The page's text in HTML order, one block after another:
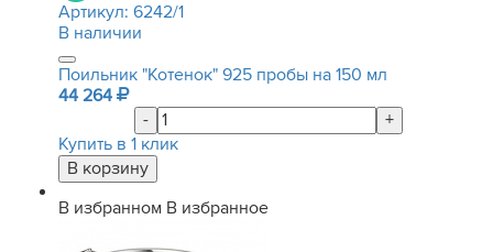
Артикул: 6242/1
В наличии
Поильник "Котенок" 925 пробы на 150 мл
44 264
-
+
Купить в 1 клик
В избранном В избранное